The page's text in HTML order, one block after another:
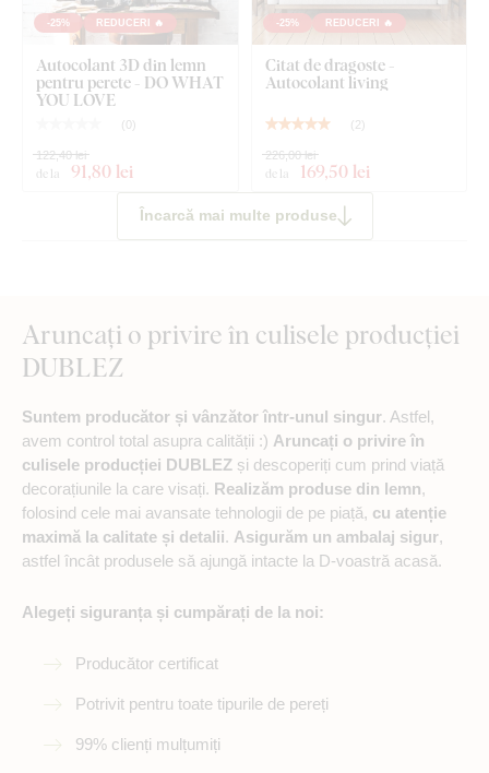
-25% REDUCERI 🔥
Autocolant 3D din lemn
pentru perete - DO WHAT
YOU LOVE
( 0)
de la 91,80 lei
122,40 lei
-25% REDUCERI 🔥
Citat de dragoste -
Autocolant living
( 2)
de la 169,50 lei
226,00 lei
Încarcă mai multe produse
Aruncați o privire în culisele producției
DUBLEZ
Suntem producător și vânzător într-unul singur. Astfel,
avem control total asupra calității :) Aruncați o privire în
culisele producției DUBLEZ și descoperiți cum prind viață
decorațiunile la care visați. Realizăm produse din lemn,
folosind cele mai avansate tehnologii de pe piață, cu atenție
maximă la calitate și detalii. Asigurăm un ambalaj sigur,
astfel încât produsele să ajungă intacte la D-voastră acasă.
Alegeți siguranța și cumpărați de la noi:
Producător certificat
Potrivit pentru toate tipurile de pereți
99% clienți mulțumiți